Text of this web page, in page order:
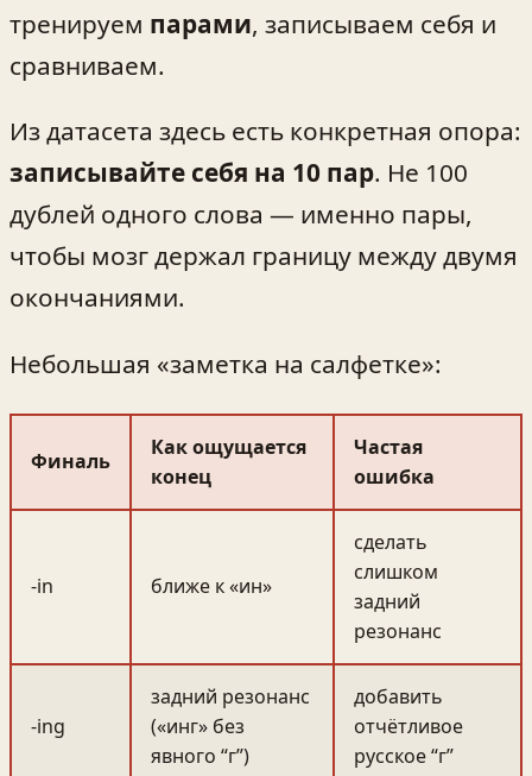
тренируем парами, записываем себя и
сравниваем.
Из датасета здесь есть конкретная опора:
записывайте себя на 10 пар. Не 100
дублей одного слова — именно пары,
чтобы мозг держал границу между двумя
окончаниями.
Небольшая «заметка на салфетке»:
Финаль
Как ощущается
конец
Частая
ошибка
-in ближе к «ин»
сделать
слишком
задний
резонанс
-ing
задний резонанс
(«инг» без
явного “г”)
добавить
отчётливое
русское “г”